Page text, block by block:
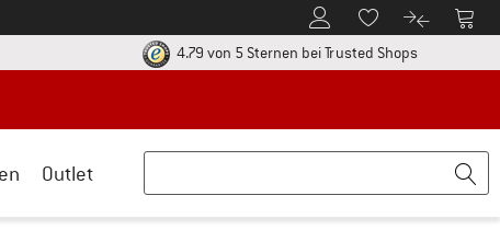
Zum KundenkontoZum Merkzettel.
Zum Zum
hier zu den Rückgabe-Richtlinien Öffnet sich in einer Infobox
4.79 von 5 Sternen bei Trusted ShopsFinde alle
Outlet